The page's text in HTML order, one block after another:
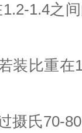
1.4之间
1.4以
摄氏70-